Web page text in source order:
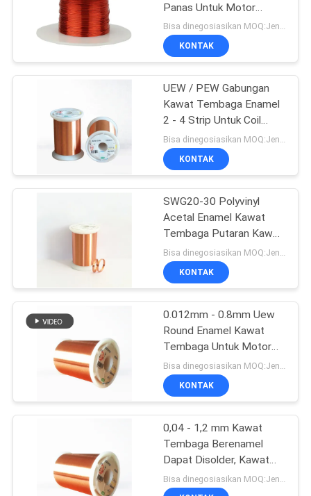
QUOTE
REQUEST
SUATU
SITEMAP
PRIVACY
POLICY
Panas Untuk Motor
Listrik Berliku
Bisa dinegosiasikan MOQ:Jenis yang berbeda dengan MOQ berbeda
KONTAK
UEW / PEW Gabungan
Kawat Tembaga Enamel
2 - 4 Strip Untuk Coil
Winding
Bisa dinegosiasikan MOQ:Jenis yang berbeda dengan MOQ berbeda
KONTAK
SWG20-30 Polyvinyl
Acetal Enamel Kawat
Tembaga Putaran Kawat
Tembaga Berliku Untuk
Motor
KONTAK
0.012mm - 0.8mm Uew
Round Enamel Kawat
Tembaga Untuk Motor
Listrik
KONTAK
0,04 - 1,2 mm Kawat
Tembaga Berenamel
Dapat Disolder, Kawat
Berliku Magnet Poliamida
Di Atas Poliuretan